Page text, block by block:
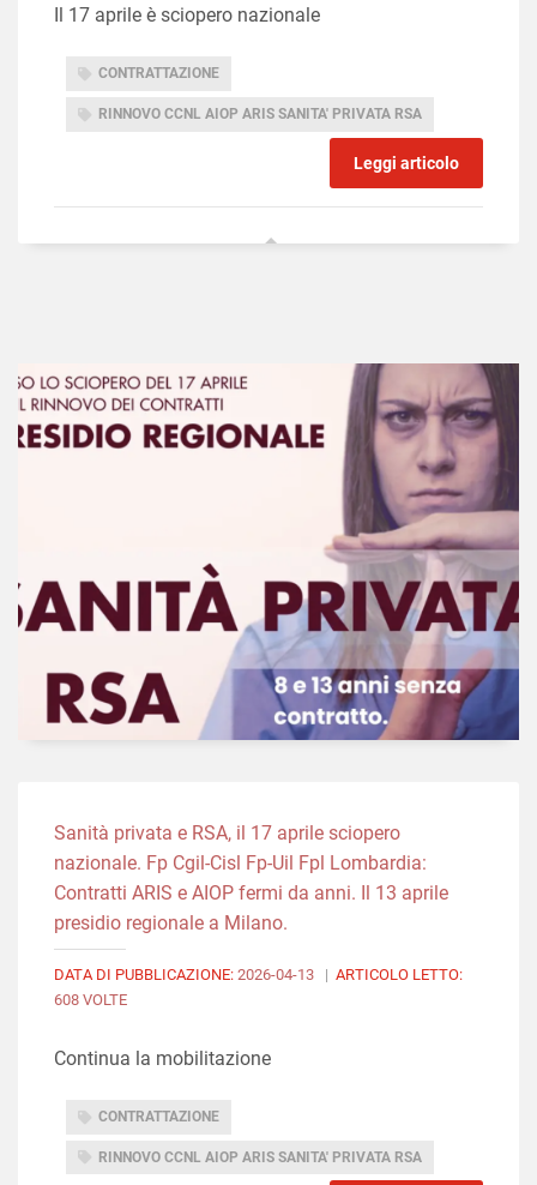
Il 17 aprile è sciopero nazionale
CONTRATTAZIONE
RINNOVO CCNL AIOP ARIS SANITA' PRIVATA RSA
Leggi articolo
Sanità privata e RSA, il 17 aprile sciopero
nazionale. Fp Cgil-Cisl Fp-Uil Fpl Lombardia:
Contratti ARIS e AIOP fermi da anni. Il 13 aprile
presidio regionale a Milano.
DATA DI PUBBLICAZIONE: 2026-04-13 | ARTICOLO LETTO:
608 VOLTE
Continua la mobilitazione
CONTRATTAZIONE
RINNOVO CCNL AIOP ARIS SANITA' PRIVATA RSA